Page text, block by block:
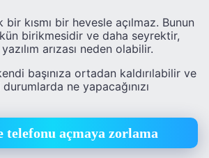
kısmı bir hevesle açılmaz. Bunun
birikmesidir ve daha seyrektir,
arızası neden olabilir.
başınıza ortadan kaldırılabilir ve
ne yapacağınızı
telefonu açmaya zorlama